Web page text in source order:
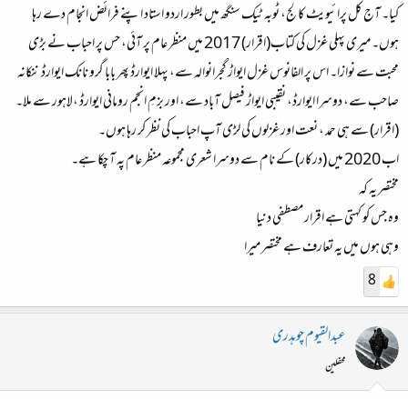
کیا۔ آج کل پرائیویٹ کالج، ٹوبہ ٹیک سنگھ میں بطور اردو استاد اپنے فرائض انجام دے رہا
ہوں۔ میری پہلی غزل کی کتاب(اقرار) 2017 میں منظر عام پر آئی، حس پر احباب نے بڑی
محبت سے نوازا۔ اس پر الفانوس غزل ایواڑ گجرانوالہ سے، پہلا ایوارڈ پھر بابا گرو نانک ایوارڈ ننکانہ
صاحب سے، دوسرا ایوارڈ، نقیبی ایواڑ فیصل آباد سے، اور بزمِ انجم رومانی ایوارڈ ،لاہور سے ملا۔
(اقرار) سے ہی حمد ، نعت اور غزلوں کی لڑی آپ احباب کی نظر کر رہا ہوں۔
اب 2020 میں (درکار) کے نام سے دوسرا شعری مجموعہ منظر عام پہ آ چکا ہے۔
مختصر یہ کہ
وہ جس کو کہتی ہے اقرار مصطفی دنیا
وہی ہوں میں یہ تعارف ہے مختصر میرا
8
عبدالقیوم چوہدری
محفلین